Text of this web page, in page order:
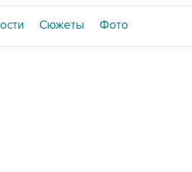
Сюжеты Фото